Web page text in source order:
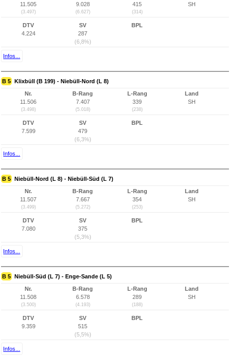
11.505
(3.497)
9.028
(6.627)
415
(314)
SH
DTV
4.224
SV
287
(6,8%)
BPL
Infos...
B 5 Klixbüll (B 199) - Niebüll-Nord (L 8)
Nr.
11.506
(3.498)
B-Rang
7.407
(5.018)
L-Rang
339
(238)
Land
SH
DTV
7.599
SV
479
(6,3%)
BPL
Infos...
B 5 Niebüll-Nord (L 8) - Niebüll-Süd (L 7)
Nr.
11.507
(3.499)
B-Rang
7.667
(5.272)
L-Rang
354
(253)
Land
SH
DTV
7.080
SV
375
(5,3%)
BPL
Infos...
B 5 Niebüll-Süd (L 7) - Enge-Sande (L 5)
Nr.
11.508
(3.500)
B-Rang
6.578
(4.193)
L-Rang
289
(188)
Land
SH
DTV
9.359
SV
515
(5,5%)
BPL
Infos...